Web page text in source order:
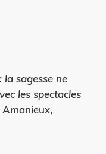
la sagesse ne
les spectacles
Amanieux,